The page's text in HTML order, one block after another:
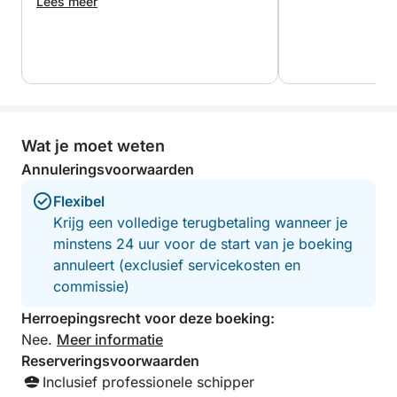
balans tussen comfort, ontdekking en exclusiviteit.
alledag, deze privéjachtcruise is uw uitnodiging om
Zakynthos vanuit het meest magische perspectief te
beleven: vanaf de zee.
Wat je moet weten
Annuleringsvoorwaarden
Flexibel
Krijg een volledige terugbetaling wanneer je
minstens 24 uur voor de start van je boeking
annuleert (exclusief servicekosten en
commissie)
Herroepingsrecht voor deze boeking:
Nee. Meer informatie
Reserveringsvoorwaarden
Inclusief professionele schipper